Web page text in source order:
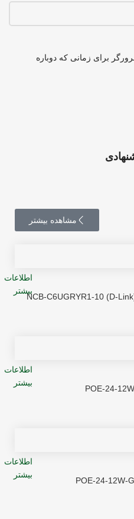
برای زمانی که دوباره
مشاهده بیشتر
اطلاعات
بیشتر
اطلاعات
بیشتر
اطلاعات
بیشتر